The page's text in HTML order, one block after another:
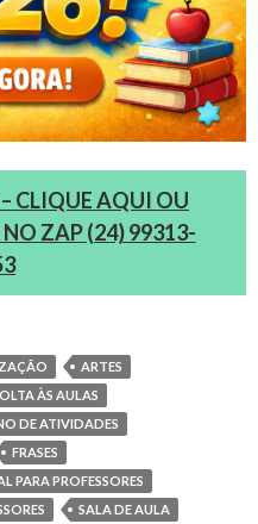
CLIQUE AQUI OU
ZAP (24) 99313-
ARTES
ÀS AULAS
DE ATIVIDADES
FRASES
PARA PROFESSORES
SALA DE AULA